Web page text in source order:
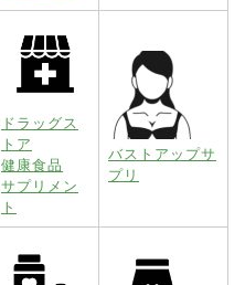
ドラッグス
トア
健康食品
サプリメン
ト
バストアップサ
プリ